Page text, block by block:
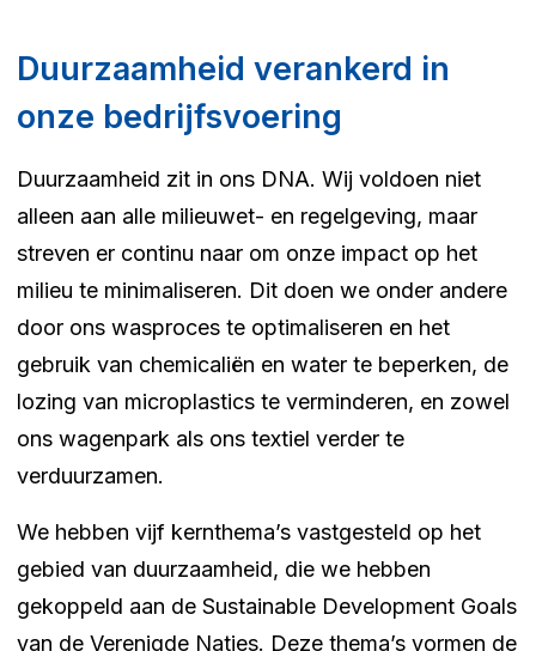
Duurzaamheid verankerd in
onze bedrijfsvoering
Duurzaamheid zit in ons DNA. Wij voldoen niet
alleen aan alle milieuwet- en regelgeving, maar
streven er continu naar om onze impact op het
milieu te minimaliseren. Dit doen we onder andere
door ons wasproces te optimaliseren en het
gebruik van chemicaliën en water te beperken, de
lozing van microplastics te verminderen, en zowel
ons wagenpark als ons textiel verder te
verduurzamen.
We hebben vijf kernthema’s vastgesteld op het
gebied van duurzaamheid, die we hebben
gekoppeld aan de Sustainable Development Goals
van de Verenigde Naties. Deze thema’s vormen de